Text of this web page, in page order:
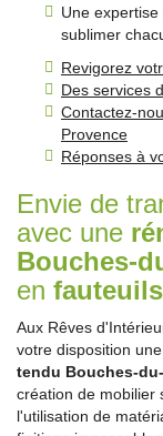
Une
sublimer
Revigorez
Des services
Contactez-
Provence
Réponses à
Envie de
avec une
Bouches-
en
Aux Rêves
votre disposition
tendu Bouches-
création de mobilier
l'utilisation de